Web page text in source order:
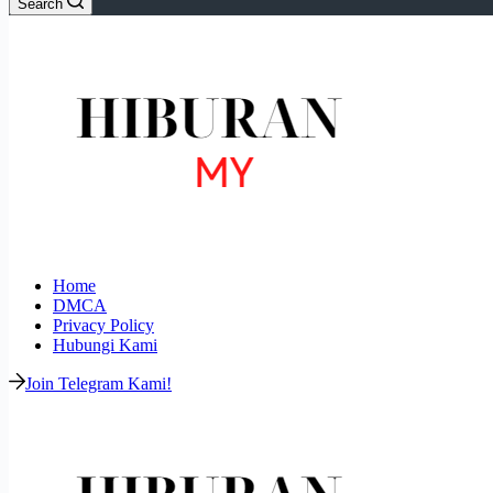
Search
Home
DMCA
Privacy Policy
Hubungi Kami
Join Telegram Kami!